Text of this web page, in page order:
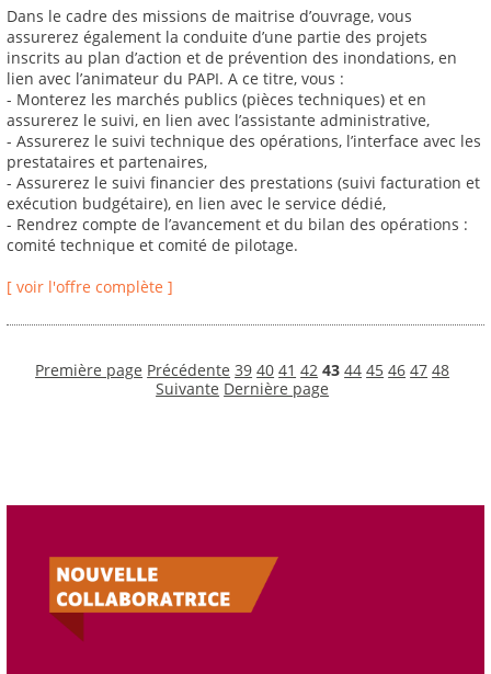
Dans le cadre des missions de maitrise d’ouvrage, vous
assurerez également la conduite d’une partie des projets
inscrits au plan d’action et de prévention des inondations, en
lien avec l’animateur du PAPI. A ce titre, vous :
- Monterez les marchés publics (pièces techniques) et en
assurerez le suivi, en lien avec l’assistante administrative,
- Assurerez le suivi technique des opérations, l’interface avec les
prestataires et partenaires,
- Assurerez le suivi financier des prestations (suivi facturation et
exécution budgétaire), en lien avec le service dédié,
- Rendrez compte de l’avancement et du bilan des opérations :
comité technique et comité de pilotage.
[ voir l'offre complète ]
Première page Précédente 39 40 41 42 43 44 45 46 47 48
Suivante Dernière page